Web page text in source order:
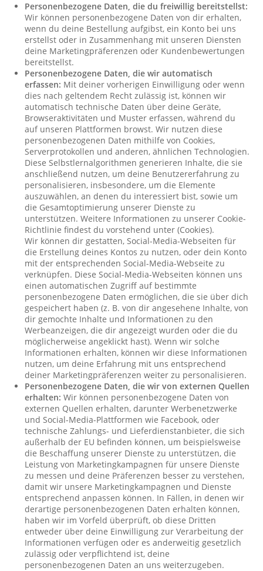
Personenbezogene Daten, die du freiwillig bereitstellst:
Wir können personenbezogene Daten von dir erhalten,
wenn du deine Bestellung aufgibst, ein Konto bei uns
erstellst oder in Zusammenhang mit unseren Diensten
deine Marketingpräferenzen oder Kundenbewertungen
bereitstellst.
Personenbezogene Daten, die wir automatisch
erfassen: Mit deiner vorherigen Einwilligung oder wenn
dies nach geltendem Recht zulässig ist, können wir
automatisch technische Daten über deine Geräte,
Browseraktivitäten und Muster erfassen, während du
auf unseren Plattformen browst. Wir nutzen diese
personenbezogenen Daten mithilfe von Cookies,
Serverprotokollen und anderen, ähnlichen Technologien.
Diese Selbstlernalgorithmen generieren Inhalte, die sie
anschließend nutzen, um deine Benutzererfahrung zu
personalisieren, insbesondere, um die Elemente
auszuwählen, an denen du interessiert bist, sowie um
die Gesamtoptimierung unserer Dienste zu
unterstützen. Weitere Informationen zu unserer Cookie-
Richtlinie findest du vorstehend unter (Cookies).
Wir können dir gestatten, Social-Media-Webseiten für
die Erstellung deines Kontos zu nutzen, oder dein Konto
mit der entsprechenden Social-Media-Webseite zu
verknüpfen. Diese Social-Media-Webseiten können uns
einen automatischen Zugriff auf bestimmte
personenbezogene Daten ermöglichen, die sie über dich
gespeichert haben (z. B. von dir angesehene Inhalte, von
dir gemochte Inhalte und Informationen zu den
Werbeanzeigen, die dir angezeigt wurden oder die du
möglicherweise angeklickt hast). Wenn wir solche
Informationen erhalten, können wir diese Informationen
nutzen, um deine Erfahrung mit uns entsprechend
deiner Marketingpräferenzen weiter zu personalisieren.
Personenbezogene Daten, die wir von externen Quellen
erhalten: Wir können personenbezogene Daten von
externen Quellen erhalten, darunter Werbenetzwerke
und Social-Media-Plattformen wie Facebook, oder
technische Zahlungs- und Lieferdienstanbieter, die sich
außerhalb der EU befinden können, um beispielsweise
die Beschaffung unserer Dienste zu unterstützen, die
Leistung von Marketingkampagnen für unsere Dienste
zu messen und deine Präferenzen besser zu verstehen,
damit wir unsere Marketingkampagnen und Dienste
entsprechend anpassen können. In Fällen, in denen wir
derartige personenbezogenen Daten erhalten können,
haben wir im Vorfeld überprüft, ob diese Dritten
entweder über deine Einwilligung zur Verarbeitung der
Informationen verfügen oder es anderweitig gesetzlich
zulässig oder verpflichtend ist, deine
personenbezogenen Daten an uns weiterzugeben.